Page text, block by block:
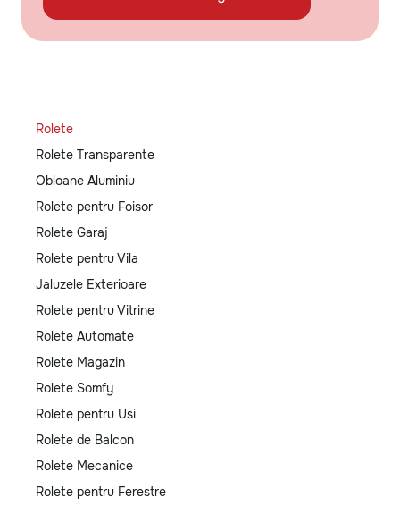
Rolete
Rolete Transparente
Obloane Aluminiu
Rolete pentru Foisor
Rolete Garaj
Rolete pentru Vila
Jaluzele Exterioare
Rolete pentru Vitrine
Rolete Automate
Rolete Magazin
Rolete Somfy
Rolete pentru Usi
Rolete de Balcon
Rolete Mecanice
Rolete pentru Ferestre